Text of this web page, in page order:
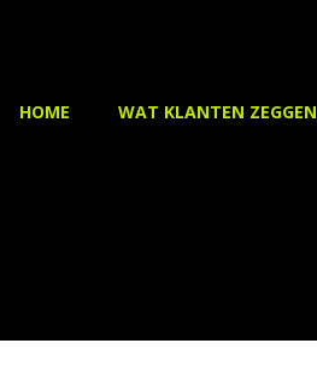
HOME WAT KLANTEN ZEGGEN